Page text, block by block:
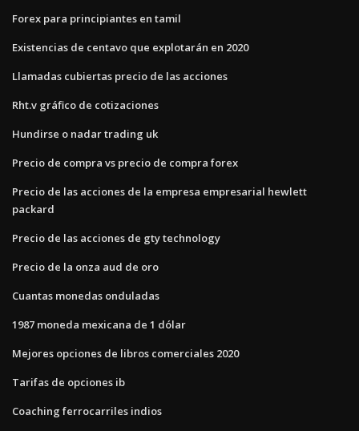
Forex para principiantes en tamil
Existencias de centavo que explotarán en 2020
Llamadas cubiertas precio de las acciones
Rht.v gráfico de cotizaciones
Hundirse o nadar trading uk
Precio de compra vs precio de compra forex
Precio de las acciones de la empresa empresarial hewlett
packard
Precio de las acciones de gty technology
Precio de la onza aud de oro
Cuantas monedas onduladas
1987 moneda mexicana de 1 dólar
Mejores opciones de libros comerciales 2020
Tarifas de opciones ib
Coaching ferrocarriles indios